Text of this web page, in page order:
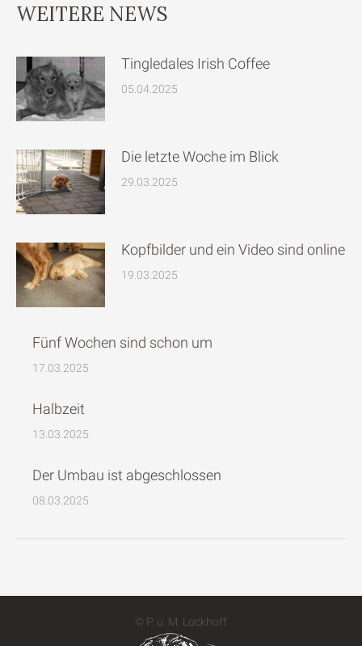
WEITERE NEWS
Tingledales Irish Coffee
05.04.2025
Die letzte Woche im Blick
29.03.2025
Kopfbilder und ein Video sind online
19.03.2025
Fünf Wochen sind schon um
17.03.2025
Halbzeit
13.03.2025
Der Umbau ist abgeschlossen
08.03.2025
© P. u. M. Lockhoff